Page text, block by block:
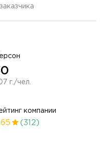
г./чел.
компании
(312)